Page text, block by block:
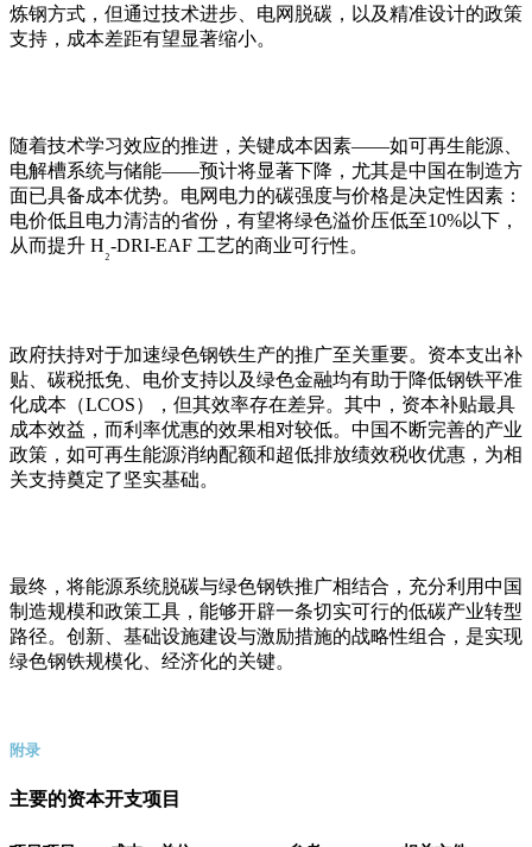
炼钢方式，但通过技术进步、电网脱碳，以及精准设计的政策
支持，成本差距有望显著缩小。
随着技术学习效应的推进，关键成本因素——如可再生能源、
电解槽系统与储能——预计将显著下降，尤其是中国在制造方
面已具备成本优势。电网电力的碳强度与价格是决定性因素：
电价低且电力清洁的省份，有望将绿色溢价压低至10%以下，
从而提升 H₂-DRI-EAF 工艺的商业可行性。
政府扶持对于加速绿色钢铁生产的推广至关重要。资本支出补
贴、碳税抵免、电价支持以及绿色金融均有助于降低钢铁平准
化成本（LCOS），但其效率存在差异。其中，资本补贴最具
成本效益，而利率优惠的效果相对较低。中国不断完善的产业
政策，如可再生能源消纳配额和超低排放绩效税收优惠，为相
关支持奠定了坚实基础。
最终，将能源系统脱碳与绿色钢铁推广相结合，充分利用中国
制造规模和政策工具，能够开辟一条切实可行的低碳产业转型
路径。创新、基础设施建设与激励措施的战略性组合，是实现
绿色钢铁规模化、经济化的关键。
附录
主要的资本开支项目